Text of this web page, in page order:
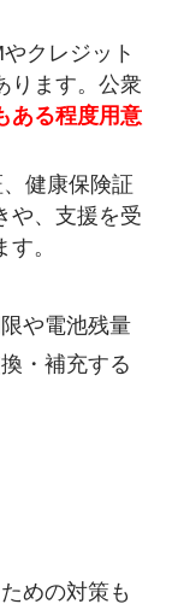
クレジット
ります。公衆
ある程度用意
健康保険証
や、支援を受
。
や電池残量
・補充する
めの対策も